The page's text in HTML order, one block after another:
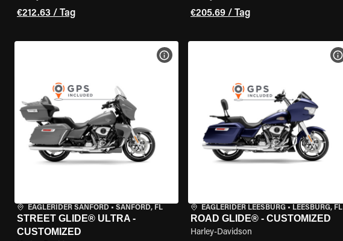
€212.63 / Tag €205.69 / Tag
EAGLERIDER SANFORD • SANFORD, FL
STREET GLIDE® ULTRA -
CUSTOMIZED
MOTORRAD-DETAILS ANZEIGEN
EAGLERIDER LEESBURG• LEESBURG, FL
ROAD GLIDE® - CUSTOMIZED
Harley-Davidson